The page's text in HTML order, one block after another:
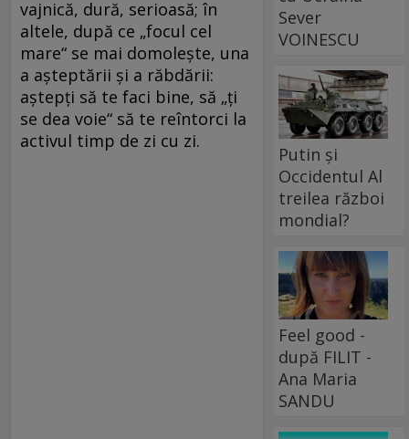
vajnică, dură, serioasă; în
altele, după ce „focul cel
mare“ se mai domoleşte, una
a aşteptării şi a răbdării:
aştepţi să te faci bine, să „ţi
se dea voie“ să te reîntorci la
activul timp de zi cu zi.
Sever
VOINESCU
Putin și
Occidentul Al
treilea război
mondial?
Feel good -
după FILIT -
Ana Maria
SANDU